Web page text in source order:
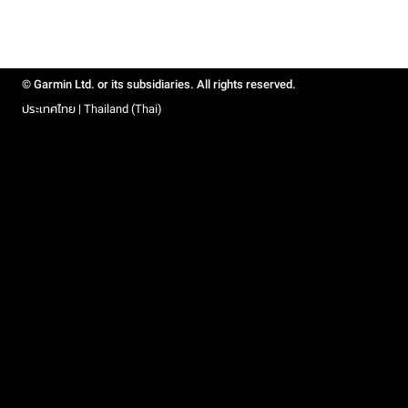
© Garmin Ltd. or its subsidiaries. All rights reserved.
ประเทศไทย | Thailand (Thai)